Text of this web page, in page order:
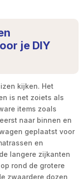
je DIY
kijken. Het
is net zoiets als
items zoals
naar binnen en
geplaatst voor
en
langere zijkanten
rond de grotere
zwaardere dozen